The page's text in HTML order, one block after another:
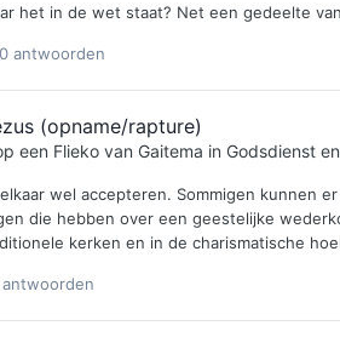
het in de wet staat? Net een gedeelte
antwoorden
(opname/rapture)
een Flieko van Gaitema in Godsdienst
wel accepteren. Sommigen kunnen
die hebben over een geestelijke
kerken en in de charismatische
antwoorden